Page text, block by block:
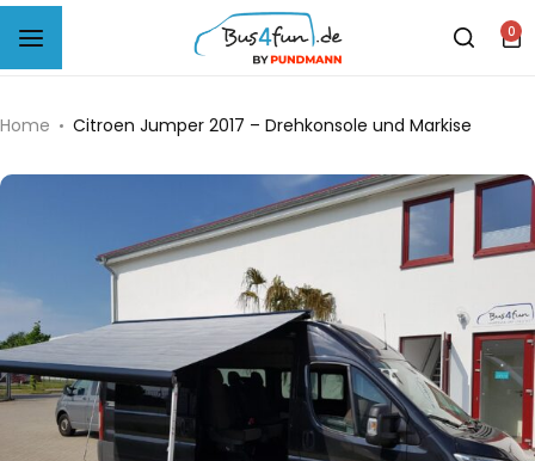
0
Home Citroen Jumper 2017 – Drehkonsole und Markise
B4F Selbstklebendes Filz
B4F Woll-Filz